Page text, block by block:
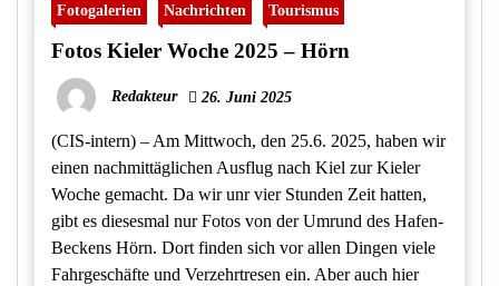
Fotogalerien Nachrichten Tourismus
Fotos Kieler Woche 2025 – Hörn
Redakteur 26. Juni 2025
(CIS-intern) – Am Mittwoch, den 25.6. 2025, haben wir
einen nachmittäglichen Ausflug nach Kiel zur Kieler
Woche gemacht. Da wir unr vier Stunden Zeit hatten,
gibt es diesesmal nur Fotos von der Umrund des Hafen-
Beckens Hörn. Dort finden sich vor allen Dingen viele
Fahrgeschäfte und Verzehrtresen ein. Aber auch hier